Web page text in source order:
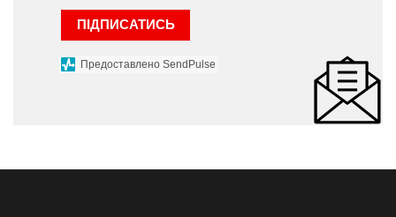
ПІДПИСАТИСЬ
Предоставлено SendPulse